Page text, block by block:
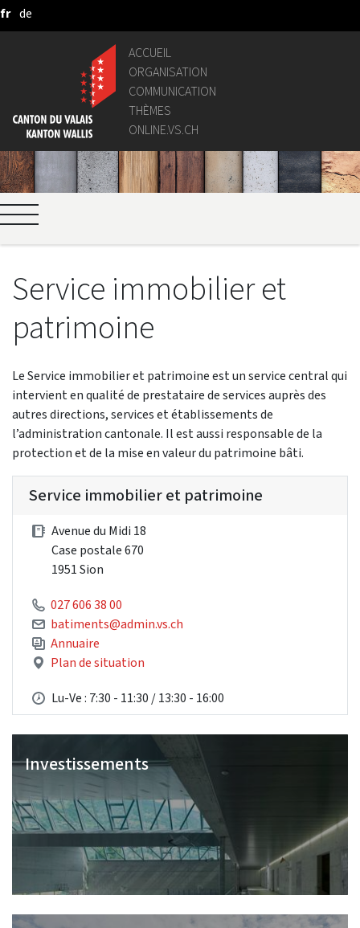
Saut au contenu principal
fr de
ACCUEIL
ORGANISATION
COMMUNICATION
THÈMES
ONLINE.VS.CH
Service immobilier et
patrimoine
Le Service immobilier et patrimoine est un service central qui
intervient en qualité de prestataire de services auprès des
autres directions, services et établissements de
l’administration cantonale. Il est aussi responsable de la
protection et de la mise en valeur du patrimoine bâti.
Service immobilier et patrimoine
Avenue du Midi 18
Case postale 670
1951 Sion
027 606 38 00
batiments@admin.vs.ch
Annuaire
Plan de situation
Lu-Ve : 7:30 - 11:30 / 13:30 - 16:00
Investissements